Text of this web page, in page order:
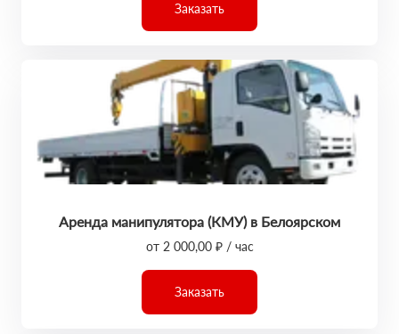
Заказать
Аренда манипулятора (КМУ) в Белоярском
от 2 000,00 ₽ / час
Заказать